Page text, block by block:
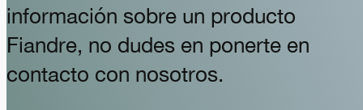
información sobre un producto
Fiandre, no dudes en ponerte en
contacto con nosotros.